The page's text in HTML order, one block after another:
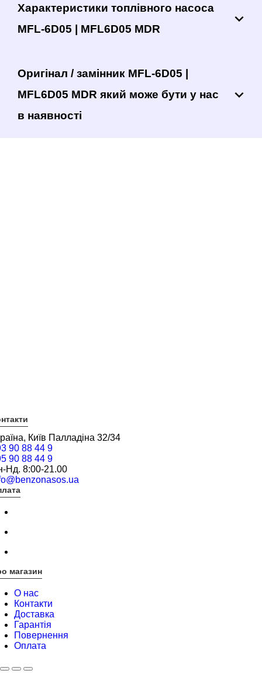
Характеристики топлівного насоса
MFL-6D05 | MFL6D05 MDR
Оригінал / замінник MFL-6D05 |
MFL6D05 MDR який може бути у нас
в наявності
Київ Палладіна 32/34
90 88 44 9
90 88 44 9
Нд. 8:00-21.00
магазин
О нас
Контакти
Доставка
Гарантія
Повернення
Оплата